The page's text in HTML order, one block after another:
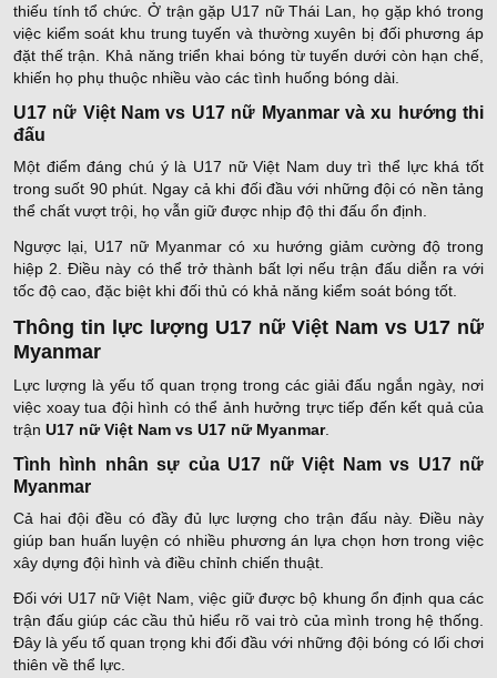
thiếu tính tổ chức. Ở trận gặp U17 nữ Thái Lan, họ gặp khó trong
việc kiểm soát khu trung tuyến và thường xuyên bị đối phương áp
đặt thế trận. Khả năng triển khai bóng từ tuyến dưới còn hạn chế,
khiến họ phụ thuộc nhiều vào các tình huống bóng dài.
U17 nữ Việt Nam vs U17 nữ Myanmar và xu hướng thi
đấu
Một điểm đáng chú ý là U17 nữ Việt Nam duy trì thể lực khá tốt
trong suốt 90 phút. Ngay cả khi đối đầu với những đội có nền tảng
thể chất vượt trội, họ vẫn giữ được nhịp độ thi đấu ổn định.
Ngược lại, U17 nữ Myanmar có xu hướng giảm cường độ trong
hiệp 2. Điều này có thể trở thành bất lợi nếu trận đấu diễn ra với
tốc độ cao, đặc biệt khi đối thủ có khả năng kiểm soát bóng tốt.
Thông tin lực lượng U17 nữ Việt Nam vs U17 nữ
Myanmar
Lực lượng là yếu tố quan trọng trong các giải đấu ngắn ngày, nơi
việc xoay tua đội hình có thể ảnh hưởng trực tiếp đến kết quả của
trận U17 nữ Việt Nam vs U17 nữ Myanmar.
Tình hình nhân sự của U17 nữ Việt Nam vs U17 nữ
Myanmar
Cả hai đội đều có đầy đủ lực lượng cho trận đấu này. Điều này
giúp ban huấn luyện có nhiều phương án lựa chọn hơn trong việc
xây dựng đội hình và điều chỉnh chiến thuật.
Đối với U17 nữ Việt Nam, việc giữ được bộ khung ổn định qua các
trận đấu giúp các cầu thủ hiểu rõ vai trò của mình trong hệ thống.
Đây là yếu tố quan trọng khi đối đầu với những đội bóng có lối chơi
thiên về thể lực.